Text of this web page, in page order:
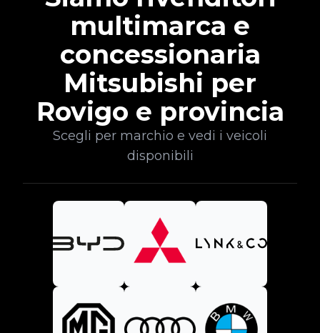
multimarca e
concessionaria
Mitsubishi per
Rovigo e provincia
Scegli per marchio e vedi i veicoli
disponibili